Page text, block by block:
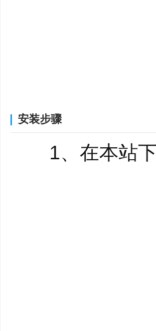
壁纸，可一键美
找更方便。
【静态壁纸】
【系统美化】
安装步骤
1、在本站下